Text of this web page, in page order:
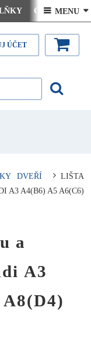
Ceny doručení
- návody Kontakt
 MENU 
ÚČET
DVEŘÍ
LIŠTA
A3 A4(B6) A5 A6(C6)
a
A3